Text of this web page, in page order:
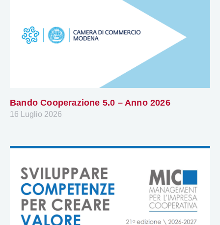
Bando Cooperazione 5.0 – Anno 2026
16 Luglio 2026